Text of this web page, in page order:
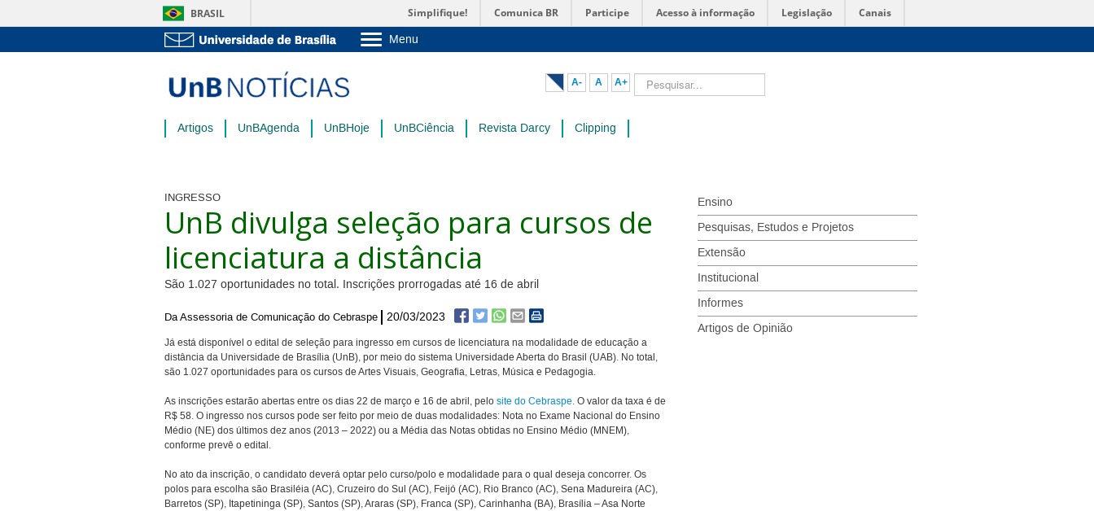
BRASIL Simplifique! Comunica BR Participe Acesso à informação Legislação Canais
Menu
Pós-Graduação
Administração
A- A A+ Pesquisar...
Artigos UnBAgenda UnBHoje UnBCiência Revista Darcy Clipping
INGRESSO
UnB divulga seleção para cursos de
licenciatura a distância
São 1.027 oportunidades no total. Inscrições prorrogadas até 16 de abril
Da Assessoria de Comunicação do Cebraspe 20/03/2023
Já está disponível o edital de seleção para ingresso em cursos de licenciatura na modalidade de educação a
distância da Universidade de Brasília (UnB), por meio do sistema Universidade Aberta do Brasil (UAB). No total,
são 1.027 oportunidades para os cursos de Artes Visuais, Geografia, Letras, Música e Pedagogia.
As inscrições estarão abertas entre os dias 22 de março e 16 de abril, pelo site do Cebraspe. O valor da taxa é de
R$ 58. O ingresso nos cursos pode ser feito por meio de duas modalidades: Nota no Exame Nacional do Ensino
Médio (NE) dos últimos dez anos (2013 – 2022) ou a Média das Notas obtidas no Ensino Médio (MNEM),
conforme prevê o edital.
No ato da inscrição, o candidato deverá optar pelo curso/polo e modalidade para o qual deseja concorrer. Os
polos para escolha são Brasiléia (AC), Cruzeiro do Sul (AC), Feijó (AC), Rio Branco (AC), Sena Madureira (AC),
Barretos (SP), Itapetininga (SP), Santos (SP), Araras (SP), Franca (SP), Carinhanha (BA), Brasília – Asa Norte
Ensino
Pesquisas, Estudos e Projetos
Extensão
Institucional
Informes
Artigos de Opinião